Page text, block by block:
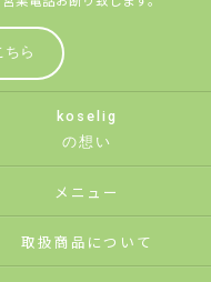
ちら
koselig
の想い
メニュー
取扱商品について